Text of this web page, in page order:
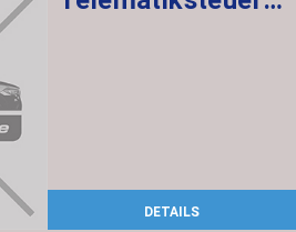
DETAILS